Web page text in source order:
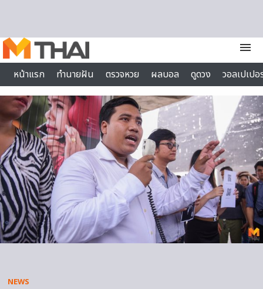
menu
หน้าแรก
ทำนายฝัน ตรวจหวย ผลบอล ดูดวง
วอลเปเป
ไลฟ์สไตล์
NEWS